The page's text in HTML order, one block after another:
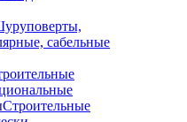
сабельные
Строительные